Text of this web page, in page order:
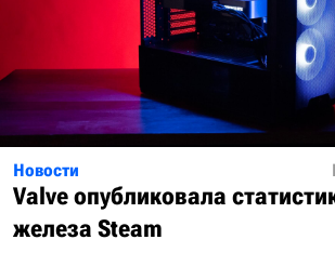
Новости
Valve опубликовала
железа Steam